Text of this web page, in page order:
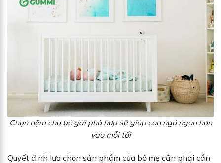
Chọn nệm cho bé gái phù hợp sẽ giúp con ngủ ngon hơn
vào mỗi tối
Quyết định lựa chọn sản phẩm của bố mẹ cần phải cẩn